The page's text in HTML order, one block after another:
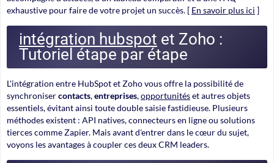
exhaustive pour faire de votre projet un succès. [ En savoir plus ici ]
intégration hubspot et Zoho :
Tutoriel étape par étape
L'intégration entre HubSpot et Zoho vous offre la possibilité de
synchronisercontacts,entreprises,opportunitéset autres objets
essentiels, évitant ainsi toute double saisie fastidieuse. Plusieurs
méthodes existent : API natives, connecteurs en ligne ou solutions
tierces comme Zapier. Mais avant d'entrer dans le cœur du sujet,
voyons les avantages à coupler ces deux CRM leaders.